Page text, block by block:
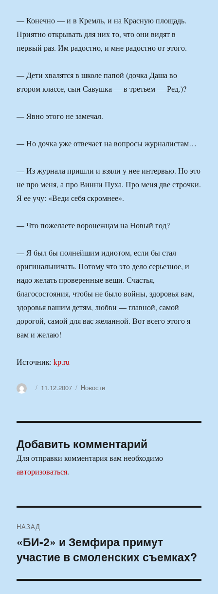
— Конечно — и в Кремль, и на Красную площадь.
Приятно открывать для них то, что они видят в
первый раз. Им радостно, и мне радостно от этого.
— Дети хвалятся в школе папой (дочка Даша во
втором классе, сын Савушка — в третьем — Ред.)?
— Явно этого не замечал.
— Но дочка уже отвечает на вопросы журналистам…
— Из журнала пришли и взяли у нее интервью. Но это
не про меня, а про Винни Пуха. Про меня две строчки.
Я ее учу: «Веди себя скромнее».
— Что пожелаете воронежцам на Новый год?
— Я был бы полнейшим идиотом, если бы стал
оригинальничать. Потому что это дело серьезное, и
надо желать проверенные вещи. Счастья,
благосостояния, чтобы не было войны, здоровья вам,
здоровья вашим детям, любви — главной, самой
дорогой, самой для вас желанной. Вот всего этого я
вам и желаю!
Источник:kp.ru
АвторОпубликовано
11.12.2007 Рубрики
Новости
Добавить комментарий
Для отправки комментария вам необходимо
авторизоваться.
по
записям
НАЗАД
Предыдущая
запись:
«БИ-2» и Земфира примут
участие в смоленских съемках?